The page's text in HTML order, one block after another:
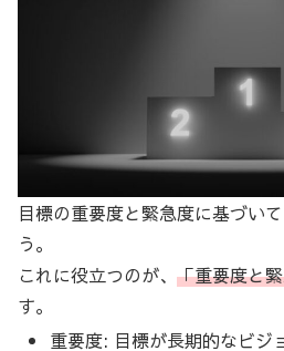
目標の重要度と緊急度に基づい
う。
これに役立つのが、 「重要度と
す。
重要度: 目標が長期的なビジ